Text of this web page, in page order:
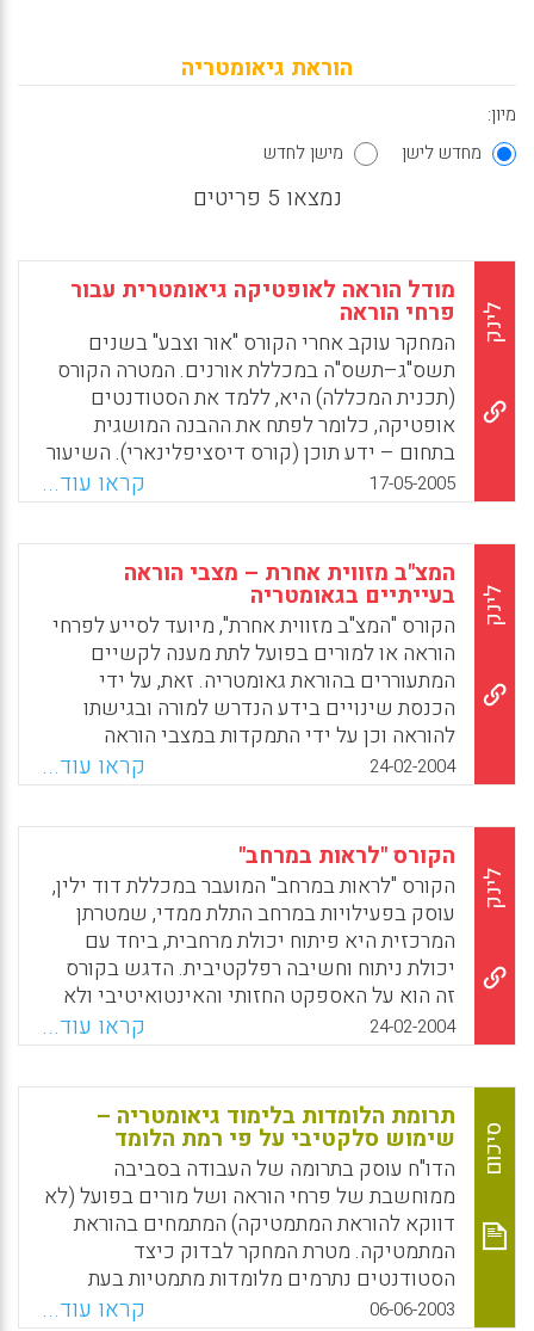
הוראת גיאומטריה
מיון:
מחדש לישן
מישן לחדש
נמצאו 5 פריטים
לינק
מודל הוראה לאופטיקה גיאומטרית עבור
פרחי הוראה
המחקר עוקב אחרי הקורס "אור וצבע" בשנים
תשס"ג–תשס"ה במכללת אורנים. המטרה הקורס
(תכנית המכללה) היא, ללמד את הסטודנטים
אופטיקה, כלומר לפתח את ההבנה המושגית
בתחום – ידע תוכן (קורס דיסציפלינארי). השיעור
מתבצע במעבדה לפיסיקה שבה נמצאים
מחשבים. פרחי ההוראה מקבלים משימות בקורס:
חלקן משימות מעבדה, חלקן נעזרות בסימולציה
וחלקן משימות של נייר ועיפרון. ההסברים
שניתנים על ידי הלומדים משתמשים בייצוגים
חזותיים של מודל מדעי (אסנת אלדר)
WhatsApp
Facebook
Email
X
17-05-2005 קראו עוד...
לינק
המצ"ב מזווית אחרת – מצבי הוראה
בעייתיים בגאומטריה
הקורס "המצ"ב מזווית אחרת", מיועד לסייע לפרחי
הוראה או למורים בפועל לתת מענה לקשיים
המתעוררים בהוראת גאומטריה. זאת, על ידי
הכנסת שינויים בידע הנדרש למורה ובגישתו
להוראה וכן על ידי התמקדות במצבי הוראה
בעייתיים – מצבים שבהם המורה מתקשה לתת
מענה הולם לקשיים של תלמידיו במהלך הקורס,
המורה לומד תאוריות המסייעות לו לנתח מצ"בים
אלה, וחוזר ומנתחם בשלב מתקדם לאחר שהוא
לומד תאוריות נוספות. המורה מבצע רפלקציה על
ניתוחיו הקודמים את המצ"בים ועל תכנון ההוראה
שלו או על דרך הוראתו, והרפלקציה עצמה תורמת
לתהליך השינוי אצלו. במוקד יחידת ההוראה
נדונים קשיים המתעוררים בהוראת גאומטריה
לתלמידים בעלי הישגים בינוניים ונמוכים
במתמטיקה (לא נדונים כאן קשיים של תלמידים
בקשיים קוגניטיביים בסיסיים – כמו רכישת
מושגים בגאומטריה או תפיסה חזותית – ולא
בתהליכי חשיבה מתקדמים יותר, כגון הצדקות או
הוכחות. (הגר גל)
WhatsApp
Facebook
Email
X
24-02-2004 קראו עוד...
לינק
הקורס "לראות במרחב"
הקורס "לראות במרחב" המועבר במכללת דוד ילין,
עוסק בפעילויות במרחב התלת ממדי, שמטרתן
המרכזית היא פיתוח יכולת מרחבית, ביחד עם
יכולת ניתוח וחשיבה רפלקטיבית. הדגש בקורס
זה הוא על האספקט החזותי והאינטואיטיבי ולא
על האספקט הדדוקטיבי הפורמלי של
גיאומטריית המרחב. (ניצה כהן)
WhatsApp
Facebook
Email
X
24-02-2004 קראו עוד...
סיכום
תרומת הלומדות בלימוד גיאומטריה –
שימוש סלקטיבי על פי רמת הלומד
הדו"ח עוסק בתרומה של העבודה בסביבה
ממוחשבת של פרחי הוראה ושל מורים בפועל (לא
דווקא להוראת המתמטיקה) המתמחים בהוראת
המתמטיקה. מטרת המחקר לבדוק כיצד
הסטודנטים נתרמים מלומדות מתמטיות בעת
לימוד גיאומטריה וגיאומטריה אנליטית. החוקרות
06-06-2003 קראו עוד...